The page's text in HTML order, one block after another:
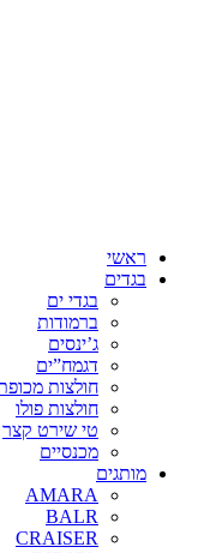
ראשי
בגדים
בגדי ים
ברמודות
ג’ינסים
דגמח”ים
חולצות
חולצות פולו
טי שירט קצר
מכנסיים
מותגים
AMARA
BALR
CRAISER